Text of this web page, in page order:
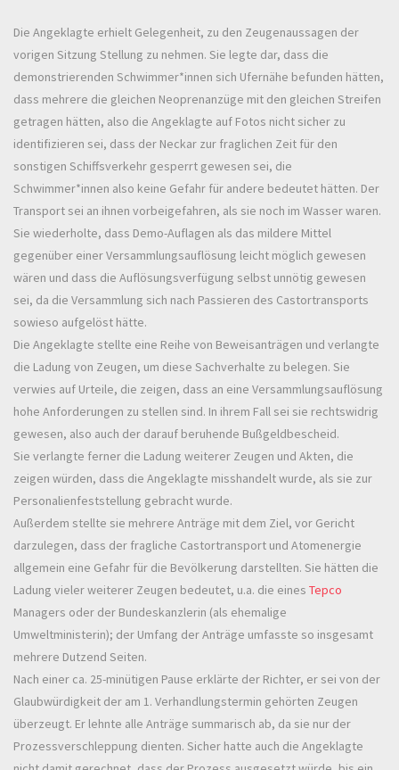
Die Angeklagte erhielt Gelegenheit, zu den Zeugenaussagen der
vorigen Sitzung Stellung zu nehmen. Sie legte dar, dass die
demonstrierenden Schwimmer*innen sich Ufernähe befunden hätten,
dass mehrere die gleichen Neoprenanzüge mit den gleichen Streifen
getragen hätten, also die Angeklagte auf Fotos nicht sicher zu
identifizieren sei, dass der Neckar zur fraglichen Zeit für den
sonstigen Schiffsverkehr gesperrt gewesen sei, die
Schwimmer*innen also keine Gefahr für andere bedeutet hätten. Der
Transport sei an ihnen vorbeigefahren, als sie noch im Wasser waren.
Sie wiederholte, dass Demo-Auflagen als das mildere Mittel
gegenüber einer Versammlungsauflösung leicht möglich gewesen
wären und dass die Auflösungsverfügung selbst unnötig gewesen
sei, da die Versammlung sich nach Passieren des Castortransports
sowieso aufgelöst hätte.
Die Angeklagte stellte eine Reihe von Beweisanträgen und verlangte
die Ladung von Zeugen, um diese Sachverhalte zu belegen. Sie
verwies auf Urteile, die zeigen, dass an eine Versammlungsauflösung
hohe Anforderungen zu stellen sind. In ihrem Fall sei sie rechtswidrig
gewesen, also auch der darauf beruhende Bußgeldbescheid.
Sie verlangte ferner die Ladung weiterer Zeugen und Akten, die
zeigen würden, dass die Angeklagte misshandelt wurde, als sie zur
Personalienfeststellung gebracht wurde.
Außerdem stellte sie mehrere Anträge mit dem Ziel, vor Gericht
darzulegen, dass der fragliche Castortransport und Atomenergie
allgemein eine Gefahr für die Bevölkerung darstellten. Sie hätten die
Ladung vieler weiterer Zeugen bedeutet, u.a. die eines Tepco
Managers oder der Bundeskanzlerin (als ehemalige
Umweltministerin); der Umfang der Anträge umfasste so insgesamt
mehrere Dutzend Seiten.
Nach einer ca. 25-minütigen Pause erklärte der Richter, er sei von der
Glaubwürdigkeit der am 1. Verhandlungstermin gehörten Zeugen
überzeugt. Er lehnte alle Anträge summarisch ab, da sie nur der
Prozessverschleppung dienten. Sicher hatte auch die Angeklagte